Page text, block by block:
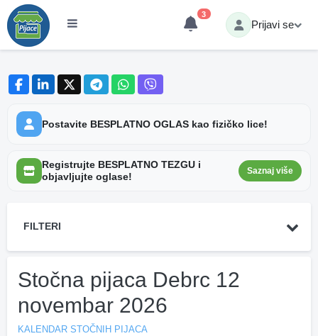
3
Prijavi se
Postavite BESPLATNO OGLAS kao fizičko lice!
Registrujte BESPLATNO TEZGU i
objavljujte oglase!
Saznaj više
FILTERI
Stočna pijaca Debrc 12
novembar 2026
KALENDAR STOČNIH PIJACA